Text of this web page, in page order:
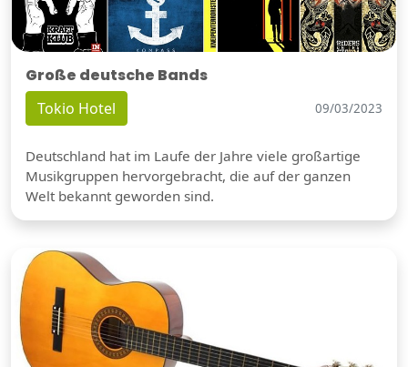
Große deutsche Bands
Tokio Hotel 09/03/2023
Deutschland hat im Laufe der Jahre viele großartige
Musikgruppen hervorgebracht, die auf der ganzen
Welt bekannt geworden sind.